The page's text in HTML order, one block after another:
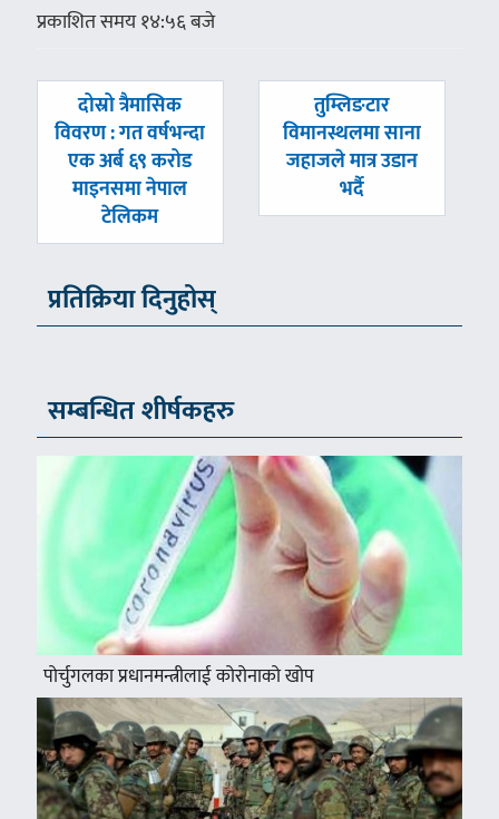
प्रकाशित समय १४:५६ बजे
पछिल्लाे
-
दोस्रो त्रैमासिक
विवरण : गत वर्षभन्दा
एक अर्ब ६९ करोड
माइनसमा नेपाल
टेलिकम
अघिल्लाे
-
तुम्लिङटार
विमानस्थलमा साना
जहाजले मात्र उडान
भर्दै
प्रतिक्रिया दिनुहोस्
सम्बन्धित शीर्षकहरु
पोर्चुगलका प्रधानमन्त्रीलाई कोरोनाको खोप